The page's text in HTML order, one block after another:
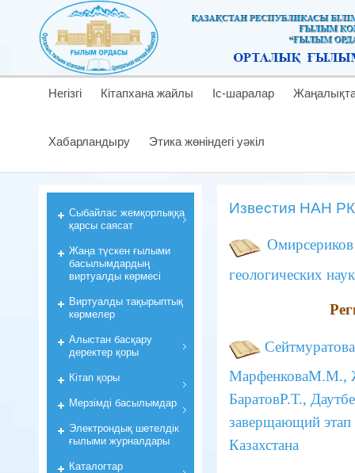
Негізгі Кітапхана жайлы Іс-шаралар
Хабарландыру Этика жөніндегі уәкіл
Известия НАН
геологических
МарфенковаМ.М.,
БаратовР.Т.,
заверщающий этап
Казахстана
Cыбайлас жемқорлыққа
қарсы саясат
Жаңа түскен ғылыми
басылымдардың
виртуалды көрмесі
Виртуалды тақырыптық
көрмелер
Алыстан басқару
деректер қоры
Кiтап қоры
Мерзiмдi басылымдар
Электрондық шетелдік
ғылыми журналдары
Каталогтар